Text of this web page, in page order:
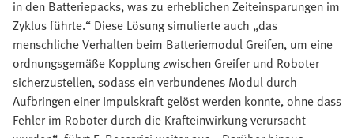
in den Batteriepacks, was zu erheblichen Zeiteinsparungen im
Zyklus führte.“ Diese Lösung simulierte auch „das
menschliche Verhalten beim Batteriemodul Greifen, um eine
ordnungsgemäße Kopplung zwischen Greifer und Roboter
sicherzustellen, sodass ein verbundenes Modul durch
Aufbringen einer Impulskraft gelöst werden konnte, ohne dass
Fehler im Roboter durch die Krafteinwirkung verursacht